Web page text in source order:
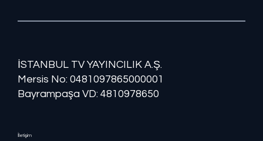
İSTANBUL TV YAYINCILIK A.Ş.
Mersis No: ​​0481097865000001
Bayrampaşa VD: 4810978650
İletişim